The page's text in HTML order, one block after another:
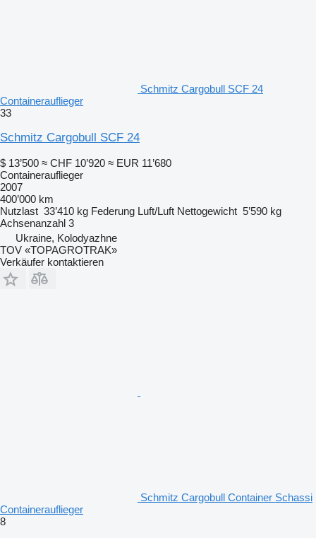
Schmitz Cargobull SCF 24
Containerauflieger
33
Schmitz Cargobull SCF 24
$ 13’500 ≈ CHF 10’920 ≈ EUR 11’680
Containerauflieger
2007
400’000 km
Nutzlast 33’410 kg Federung Luft/Luft Nettogewicht 5’590 kg
Achsenanzahl 3
Ukraine, Kolodyazhne
TOV «TOPAGROTRAK»
Verkäufer kontaktieren
Schmitz Cargobull Container Schassi
Containerauflieger
8